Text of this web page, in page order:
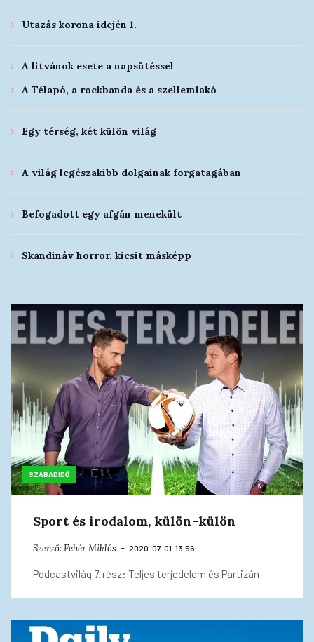
Utazás korona idején 1.
A litvánok esete a napsütéssel
A Télapó, a rockbanda és a szellemlakó
Egy térség, két külön világ
A világ legészakibb dolgainak forgatagában
Befogadott egy afgán menekült
Skandináv horror, kicsit másképp
SZABADIDŐ
Sport és irodalom, külön-külön
Szerző:Fehér Miklós 2020. 07. 01. 13:56
Podcastvilág 7. rész: Teljes terjedelem és Partizán